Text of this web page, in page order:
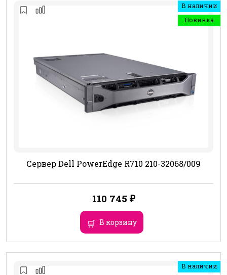
В наличии
Новинка
Сервер Dell PowerEdge R710 210-32068/009
110 745 ₽
В корзину
В наличии